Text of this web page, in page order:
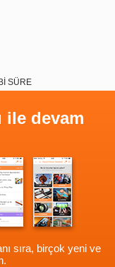
SÜRE
ile devam
sıra, birçok yeni ve